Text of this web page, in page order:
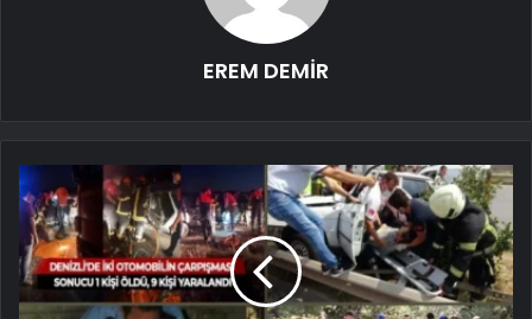
EREM DEMİR